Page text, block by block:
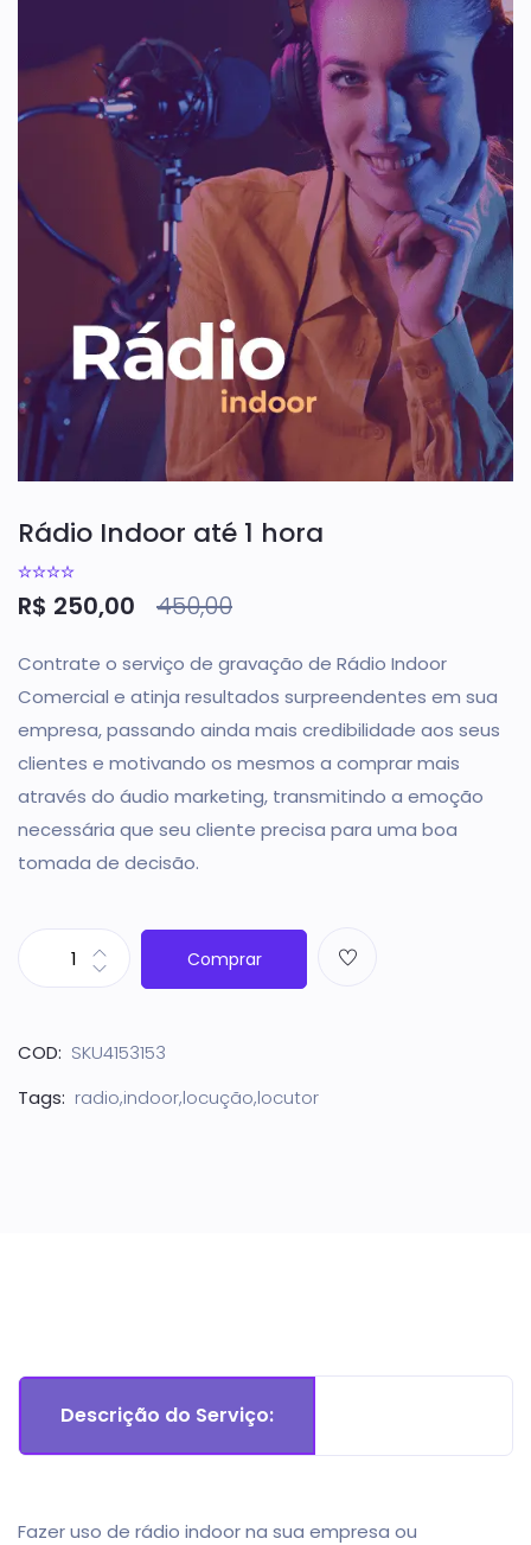
Rádio Indoor até 1 hora
450,00
R$ 250,00
Contrate o serviço de gravação de Rádio Indoor
Comercial e atinja resultados surpreendentes em sua
empresa, passando ainda mais credibilidade aos seus
clientes e motivando os mesmos a comprar mais
através do áudio marketing, transmitindo a emoção
necessária que seu cliente precisa para uma boa
tomada de decisão.
Comprar
COD: SKU4153153
Tags: radio,indoor,locução,locutor
Descrição do Serviço:
Fazer uso de rádio indoor na sua empresa ou